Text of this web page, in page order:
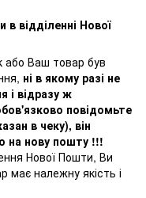
в відділенні Нової
або Ваш товар був
ні в якому разі не
і відразу ж
повідомьте
в чеку), він
на нову пошту !!!
Нової Пошти, Ви
належну якість і